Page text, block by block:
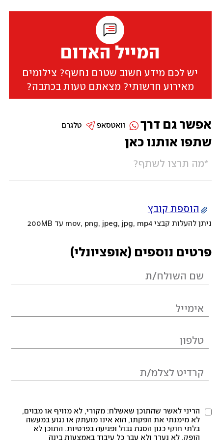
המייל האדום
יש לכם מידע חשוב שטרם נחשף? צילומים
מאירוע חדשותי? מצאתם טעות בכתבה?
שתפו אותנו כאן
הוספת קובץ
ניתן להעלות קבצי mov, png, jpeg, jpg, mp4 עד 200MB
פרטים נוספים (אופציונלי)
הריני לאשר שהתוכן שאשלח: מקורי, לא מזויף או מבוים,
לא מימנתי את הפקתו, הוא אינו מועתק או נגוע במעשה
בלתי חוקי כגון הסגת גבול ופגיעה בפרטיות. התוכן לא
הופק, לא נערך ולא עבר כל עיבוד באמצעות בינה
אפשר גם דרך טלגרם וואטסאפ